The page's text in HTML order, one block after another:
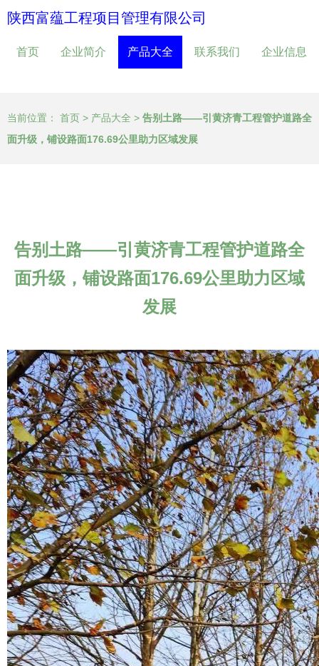
陕西富蕴工程项目管理有限公司
首页 企业简介 产品大全 联系我们 企业信息
当前位置： 首页 > 产品大全 > 告别土路——引黄济青工程管护道路全
面升级，铺设路面176.69公里助力区域发展
告别土路——引黄济青工程管护道路全
面升级，铺设路面176.69公里助力区域
发展